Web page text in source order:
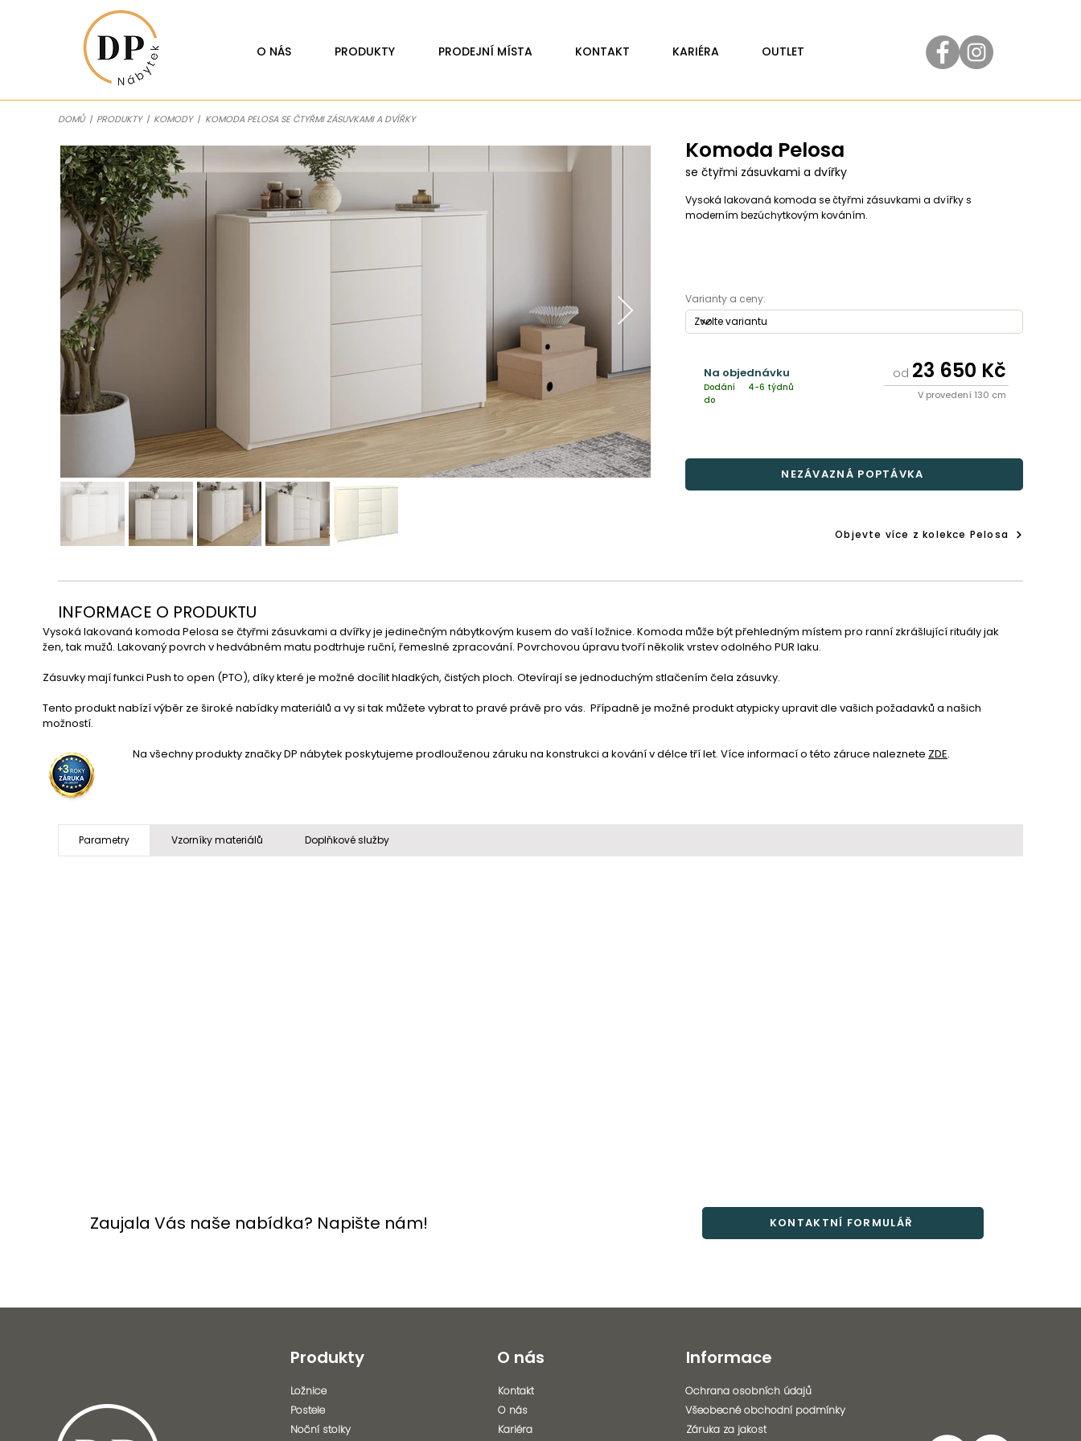
O NÁS PRODUKTY PRODEJNÍ MÍSTA KONTAKT KARIÉRA OUTLET
DOMŮ| PRODUKTY| KOMODY | KOMODA PELOSA SE ČTYŘMI ZÁSUVKAMI A DVÍŘKY
Komoda Pelosa
se čtyřmi zásuvkami a dvířky
Vysoká lakovaná komoda se čtyřmi zásuvkami a dvířky s
moderním bezúchytkovým kováním.
Varianty a ceny:
Na objednávku
Dodání
do
4-6 týdnů
od 23 650 Kč
V provedení 130 cm
NEZÁVAZNÁ POPTÁVKA
Objevte více z kolekce Pelosa
INFORMACE O PRODUKTU
Vysoká lakovaná komoda Pelosa se čtyřmi zásuvkami a dvířky je jedinečným nábytkovým kusem do vaší ložnice. Komoda může být přehledným místem pro ranní zkrášlující rituály jak
žen, tak mužů. Lakovaný povrch v hedvábném matu podtrhuje ruční, řemeslné zpracování. Povrchovou úpravu tvoří několik vrstev odolného PUR laku.
Zásuvky mají funkci Push to open (PTO), díky které je možné docílit hladkých, čistých ploch. Otevírají se jednoduchým stlačením čela zásuvky.
Tento produkt nabízí výběr ze široké nabídky materiálů a vy si tak můžete vybrat to pravé právě pro vás.  Případně je možné produkt atypicky upravit dle vašich požadavků a našich
možností.
Na všechny produkty značky DP nábytek poskytujeme prodlouženou záruku na konstrukci a kování v délce tří let. Více informací o této záruce naleznete ZDE.
Parametry Vzorníky materiálů Doplňkové služby
Zaujala Vás naše nabídka? Napište nám! KONTAKTNÍ FORMULÁŘ
Produkty
Ložnice
Postele
Noční stolky
O nás
Kontakt
O nás
Kariéra
Informace
Ochrana osobních údajů
Všeobecné obchodní podmínky
Záruka za jakost